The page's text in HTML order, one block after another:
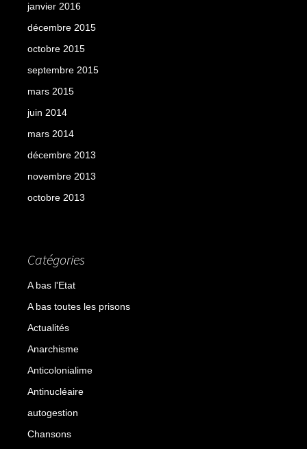
janvier 2016
décembre 2015
octobre 2015
septembre 2015
mars 2015
juin 2014
mars 2014
décembre 2013
novembre 2013
octobre 2013
Catégories
A bas l'Etat
A bas toutes les prisons
Actualités
Anarchisme
Anticolonialime
Antinucléaire
autogestion
Chansons